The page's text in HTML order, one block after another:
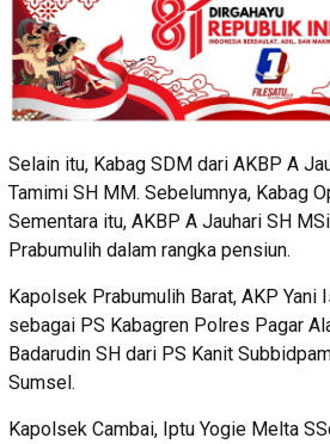
Selain itu, Kabag SDM dari AKBP A
Tamimi SH MM. Sebelumnya, Kabag
Sementara itu, AKBP A Jauhari SH
Prabumulih dalam rangka pensiun.
Kapolsek Prabumulih Barat, AKP Yani
sebagai PS Kabagren Polres Pagar
Badarudin SH dari PS Kanit
Sumsel.
Kapolsek Cambai, Iptu Yogie Melta